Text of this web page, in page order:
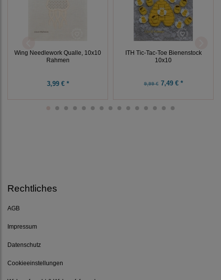
Wing Needlework Qualle, 10x10
Rahmen
3,99 € *
ITH Tic-Tac-Toe Bienenstock
10x10
9,99 €7,49 € *
Rechtliches
AGB
Impressum
Datenschutz
Cookieeinstellungen